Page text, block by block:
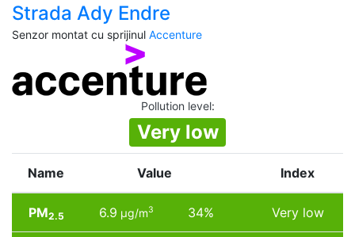
Strada Ady Endre
Senzor montat cu sprijinul Accenture
Pollution level:
Very low
Name Value Index
PM2.5 6.9 µg/m3 34% Very low